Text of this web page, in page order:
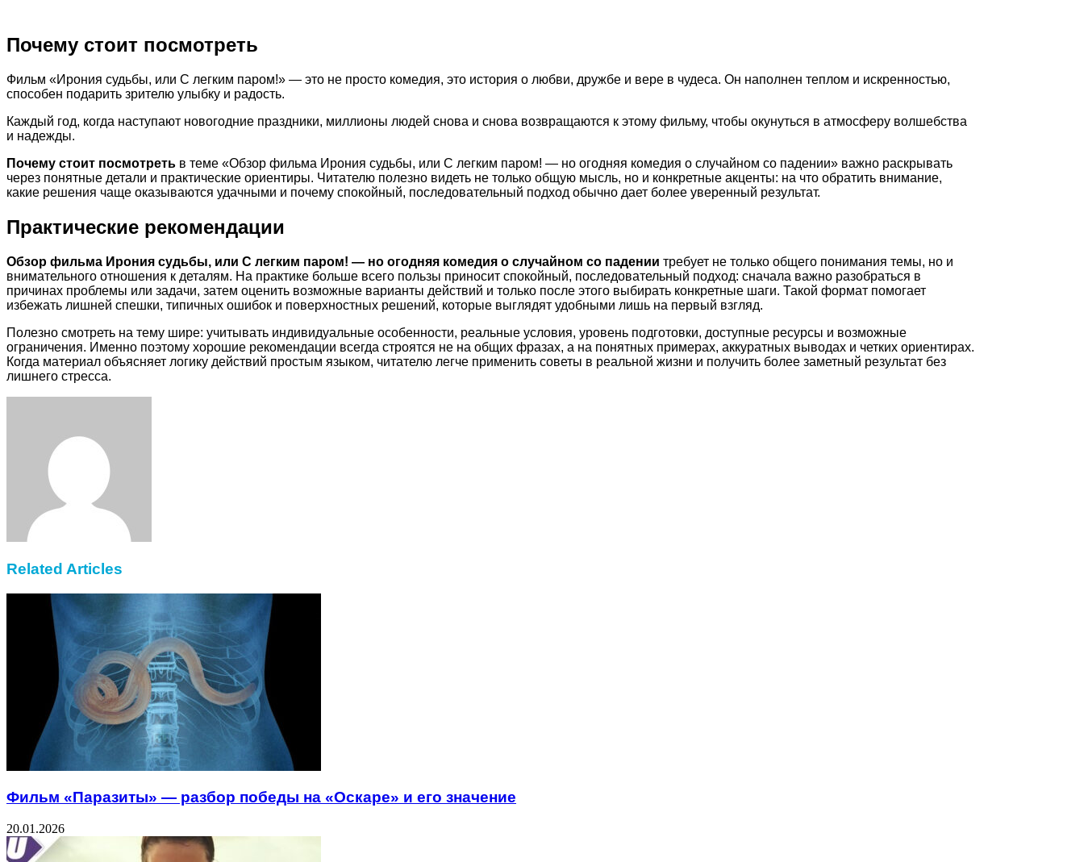
Почему стоит посмотреть
Фильм «Ирония судьбы, или С легким паром!» — это не просто комедия, это история о любви, дружбе и вере в чудеса. Он наполнен теплом и искренностью,
способен подарить зрителю улыбку и радость.
Каждый год, когда наступают новогодние праздники, миллионы людей снова и снова возвращаются к этому фильму, чтобы окунуться в атмосферу волшебства
и надежды.
Почему стоит посмотреть в теме «Обзор фильма Ирония судьбы, или С легким паром! — но огодняя комедия о случайном со падении» важно раскрывать
через понятные детали и практические ориентиры. Читателю полезно видеть не только общую мысль, но и конкретные акценты: на что обратить внимание,
какие решения чаще оказываются удачными и почему спокойный, последовательный подход обычно дает более уверенный результат.
Практические рекомендации
Обзор фильма Ирония судьбы, или С легким паром! — но огодняя комедия о случайном со падении требует не только общего понимания темы, но и
внимательного отношения к деталям. На практике больше всего пользы приносит спокойный, последовательный подход: сначала важно разобраться в
причинах проблемы или задачи, затем оценить возможные варианты действий и только после этого выбирать конкретные шаги. Такой формат помогает
избежать лишней спешки, типичных ошибок и поверхностных решений, которые выглядят удобными лишь на первый взгляд.
Полезно смотреть на тему шире: учитывать индивидуальные особенности, реальные условия, уровень подготовки, доступные ресурсы и возможные
ограничения. Именно поэтому хорошие рекомендации всегда строятся не на общих фразах, а на понятных примерах, аккуратных выводах и четких ориентирах.
Когда материал объясняет логику действий простым языком, читателю легче применить советы в реальной жизни и получить более заметный результат без
лишнего стресса.
Related Articles
Фильм «Паразиты» — разбор победы на «Оскаре» и его значение
20.01.2026